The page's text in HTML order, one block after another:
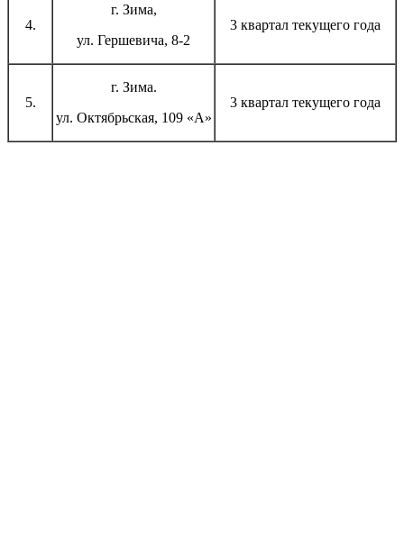
4.
г. Зима,
ул. Гершевича, 8-2
3 квартал текущего года
5.
г. Зима.
ул. Октябрьская, 109 «А»
3 квартал текущего года